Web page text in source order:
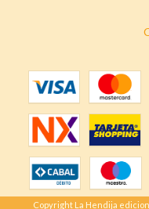
Copyright La Hendija